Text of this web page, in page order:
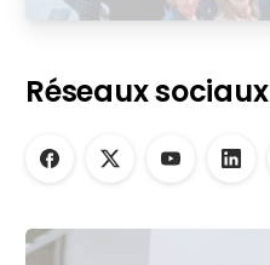
Réseaux sociaux